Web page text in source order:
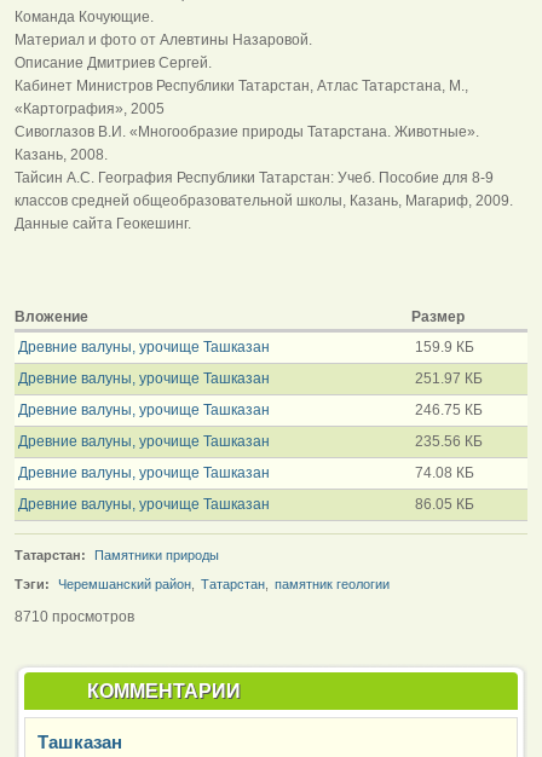
Команда Кочующие.
Материал и фото от Алевтины Назаровой.
Описание Дмитриев Сергей.
Кабинет Министров Республики Татарстан, Атлас Татарстана, М.,
«Картография», 2005
Сивоглазов В.И. «Многообразие природы Татарстана. Животные».
Казань, 2008.
Тайсин А.С. География Республики Татарстан: Учеб. Пособие для 8-9
классов средней общеобразовательной школы, Казань, Магариф, 2009.
Данные сайта Геокешинг.
Вложение
Размер
Древние валуны, урочище Ташказан
159.9 КБ
Древние валуны, урочище Ташказан
251.97 КБ
Древние валуны, урочище Ташказан
246.75 КБ
Древние валуны, урочище Ташказан
235.56 КБ
Древние валуны, урочище Ташказан
74.08 КБ
Древние валуны, урочище Ташказан
86.05 КБ
Татарстан:
Памятники природы
Тэги:
Черемшанский район Татарстан памятник геологии
8710 просмотров
КОММЕНТАРИИ
Ташказан